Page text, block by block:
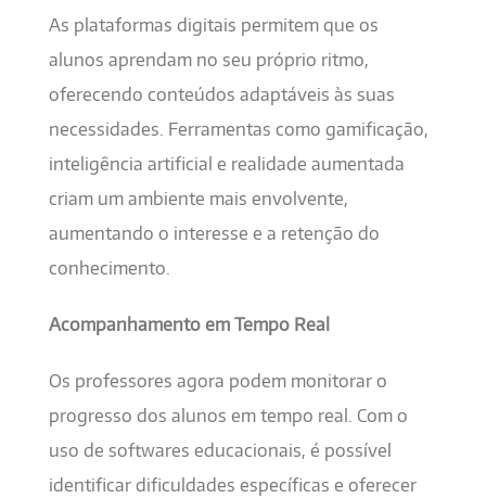
As plataformas digitais permitem que os
alunos aprendam no seu próprio ritmo,
oferecendo conteúdos adaptáveis às suas
necessidades. Ferramentas como gamificação,
inteligência artificial e realidade aumentada
criam um ambiente mais envolvente,
aumentando o interesse e a retenção do
conhecimento.
Acompanhamento em Tempo Real
Os professores agora podem monitorar o
progresso dos alunos em tempo real. Com o
uso de softwares educacionais, é possível
identificar dificuldades específicas e oferecer